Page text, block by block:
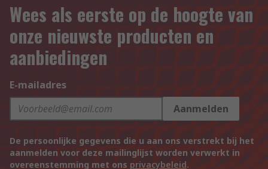
Wees als eerste op de hoogte van
onze nieuwste producten en
aanbiedingen
E-mailadres
Aanmelden
De persoonlijke gegevens die u aan ons verstrekt bij het
aanmelden voor deze mailinglijst worden verwerkt in
overeenstemming met ons privacybeleid.